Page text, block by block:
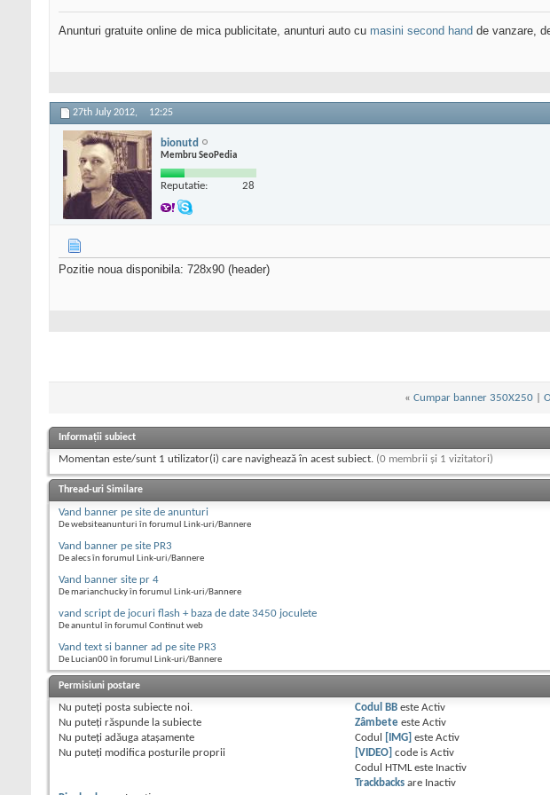
Anunturi gratuite online de mica publicitate, anunturi auto cu masini second hand de vanzare,
27th July 2012, 12:25
bionutd
Membru SeoPedia
Reputatie: 28
Pozitie noua disponibila: 728x90 (header)
« Cumpar banner 350X250|
Informații subiect
Momentan este/sunt 1 utilizator(i) care navighează în acest subiect. (0 membrii și 1 vizitatori)
Thread-uri Similare
Vand banner pe site de anunturi
De websiteanunturi în forumul Link-uri/Bannere
Vand banner pe site PR3
De alecs în forumul Link-uri/Bannere
Vand banner site pr 4
De marianchucky în forumul Link-uri/Bannere
vand script de jocuri flash + baza de date 3450 joculete
De anuntul în forumul Continut web
Vand text si banner ad pe site PR3
De Lucian00 în forumul Link-uri/Bannere
Permisiuni postare
Nu puteţi posta subiecte noi.
Nu puteţi răspunde la subiecte
Nu puteţi adăuga ataşamente
Nu puteţi modifica posturile proprii
Codul BB esteActiv
Zâmbete esteActiv
Codul
[IMG] esteActiv
[VIDEO] code isActiv
Codul HTML este Inactiv
Trackbacks are Inactiv